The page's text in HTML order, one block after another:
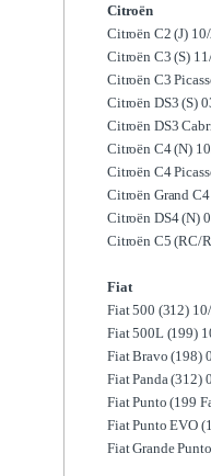
Citroën
Citroën C2 (J)
Citroën C3 (S)
Citroën C3
Citroën DS3 (S)
Citroën DS3
Citroën C4 (N)
Citroën C4
Citroën Grand
Citroën DS4 (N)
Citroën C5 (RC/
Fiat
Fiat 500 (312)
Fiat 500L (199)
Fiat Bravo (198)
Fiat Panda (312)
Fiat Punto (199
Fiat Punto EVO
Fiat Grande